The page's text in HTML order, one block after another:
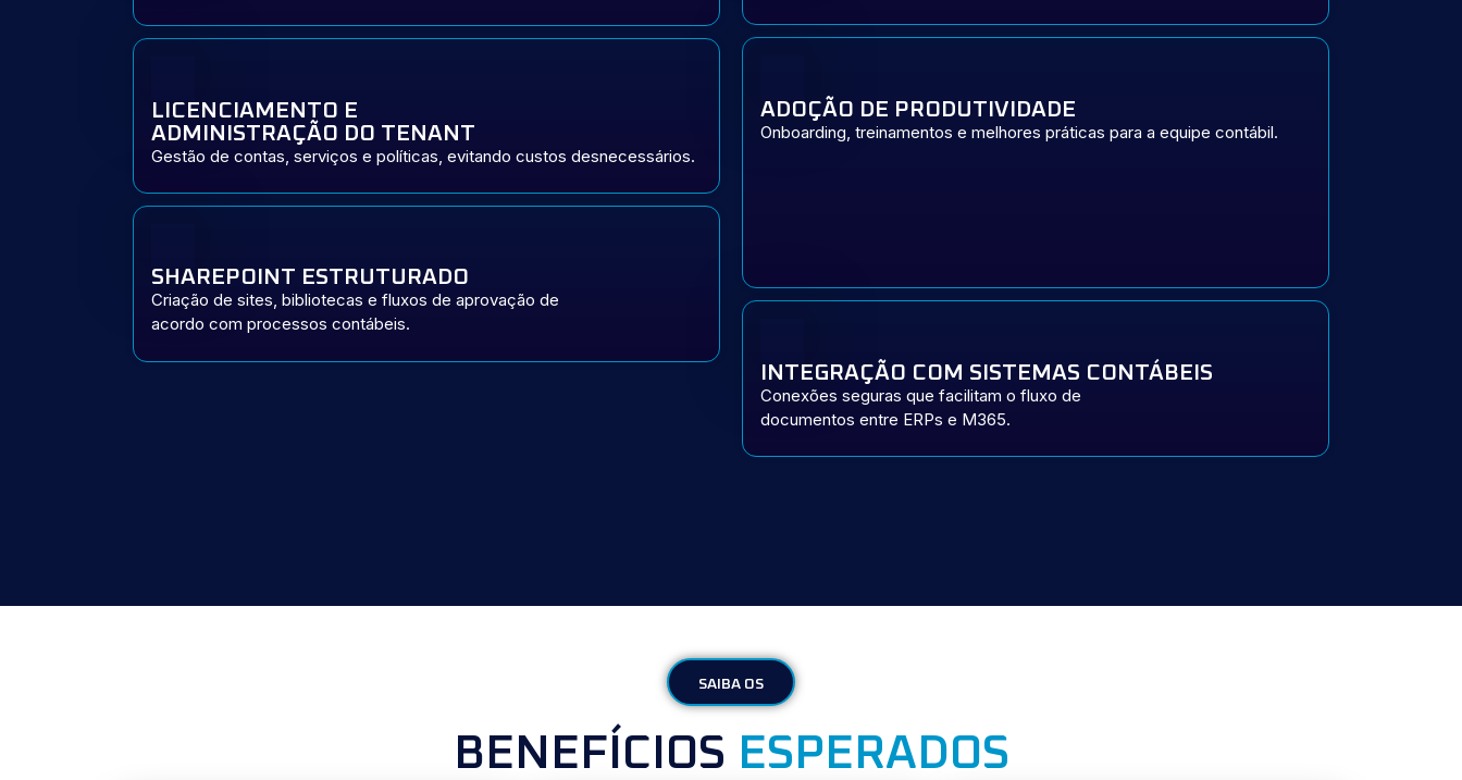
LICENCIAMENTO E
ADMINISTRAÇÃO DO TENANT
Gestão de contas, serviços e políticas, evitando custos desnecessários.
SHAREPOINT ESTRUTURADO
Criação de sites, bibliotecas e fluxos de aprovação de
acordo com processos contábeis.
ADOÇÃO DE PRODUTIVIDADE
Onboarding, treinamentos e melhores práticas para a equipe contábil.
INTEGRAÇÃO COM SISTEMAS CONTÁBEIS
Conexões seguras que facilitam o fluxo de
documentos entre ERPs e M365.
SAIBA OS
BENEFÍCIOS ESPERADOS